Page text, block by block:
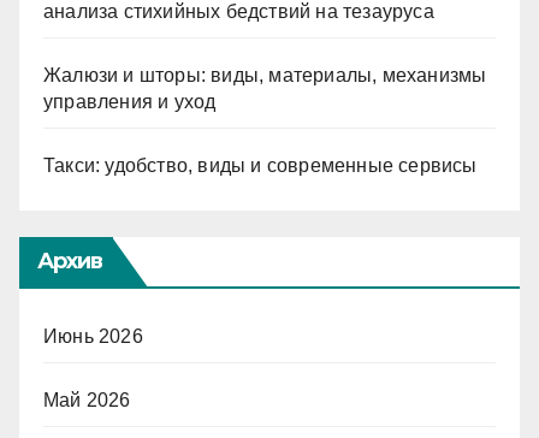
анализа стихийных бедствий на тезауруса
Жалюзи и шторы: виды, материалы, механизмы
управления и уход
Такси: удобство, виды и современные сервисы
Архив
Июнь 2026
Май 2026